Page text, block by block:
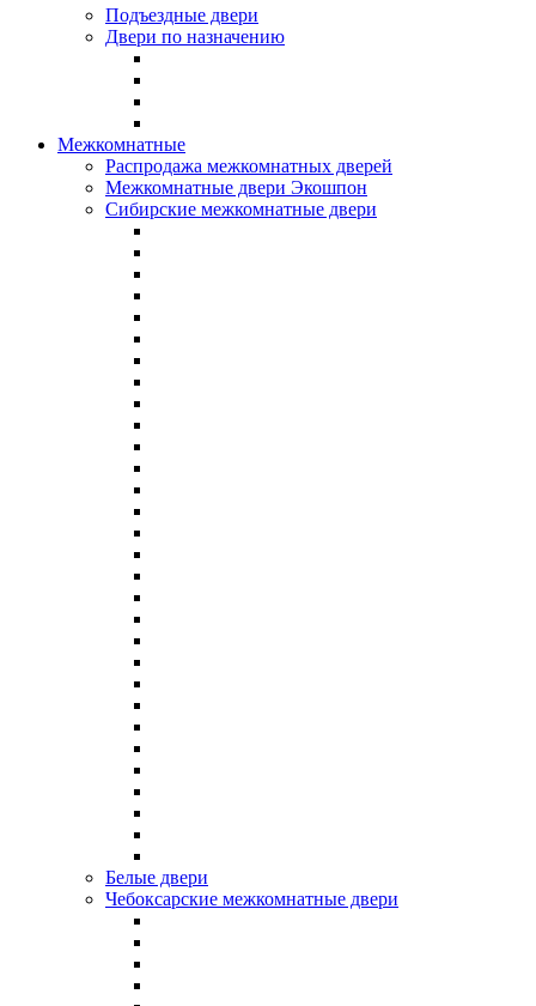
Подъездные двери
Двери по назначению
Межкомнатные
Распродажа межкомнатных дверей
Межкомнатные двери Экошпон
Сибирские межкомнатные двери
Белые двери
Чебоксарские межкомнатные двери